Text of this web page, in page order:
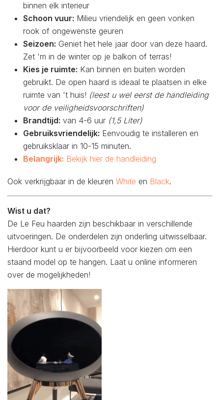
binnen elk interieur
Schoon vuur: Milieu vriendelijk en geen vonken
rook of ongewenste geuren
Seizoen: Geniet het hele jaar door van deze haard.
Zet 'm in de winter op je balkon of terras!
Kies je ruimte: Kan binnen en buiten worden
gebruikt. De open haard is ideaal te plaatsen in elke
ruimte van 't huis! (leest u wel eerst de handleiding
voor de veiligheidsvoorschriften)
Brandtijd: van 4-6 uur (1,5 Liter)
Gebruiksvriendelijk: Eenvoudig te installeren en
gebruiksklaar in 10-15 minuten.
Belangrijk: Bekijk hier de handleiding
Ook verkrijgbaar in de kleuren White en Black.
Wist u dat?
De Le Feu haarden zijn beschikbaar in verschillende
uitvoeringen. De onderdelen zijn onderling uitwisselbaar.
Hierdoor kunt u er bijvoorbeeld voor kiezen om een
staand model op te hangen. Laat u online informeren
over de mogelijkheden!